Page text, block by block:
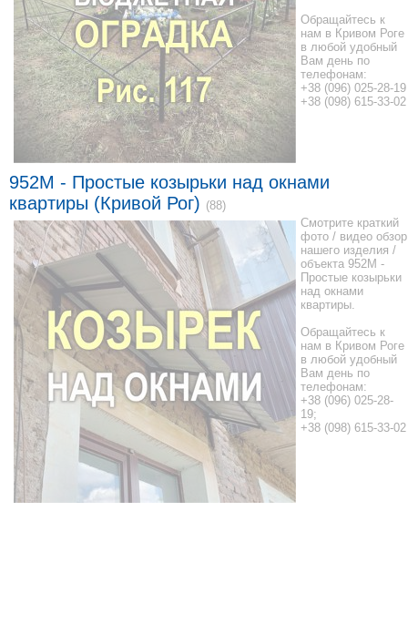
Обращайтесь к
нам в Кривом Роге
в любой удобный
Вам день по
телефонам:
+38 (096) 025-28-19
+38 (098) 615-33-02
952М - Простые козырьки над окнами
квартиры (Кривой Рог) (88)
Смотрите краткий
фото / видео обзор
нашего изделия /
объекта 952М -
Простые козырьки
над окнами
квартиры.
Обращайтесь к
нам в Кривом Роге
в любой удобный
Вам день по
телефонам:
+38 (096) 025-28-
19;
+38 (098) 615-33-02